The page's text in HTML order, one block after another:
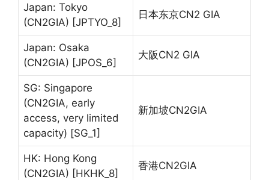
Japan: Tokyo
(CN2GIA) [JPTYO_8]
日本东京CN2 GIA
Japan: Osaka
(CN2GIA) [JPOS_6]
大阪CN2 GIA
SG: Singapore
(CN2GIA, early
access, very limited
capacity) [SG_1]
新加坡CN2GIA
HK: Hong Kong
(CN2GIA) [HKHK_8]
香港CN2GIA